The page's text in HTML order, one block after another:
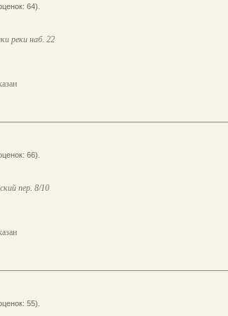
64).
реки наб. 22
66).
пер. 8/10
55).